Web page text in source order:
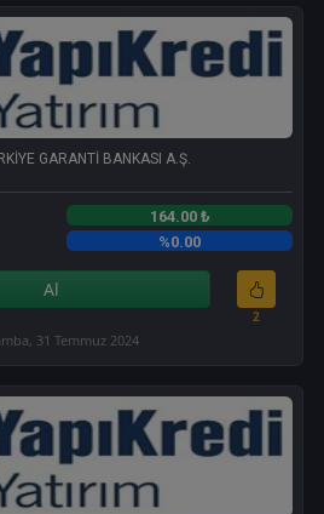
GARANTİ BANKASI A.Ş.
164.00 ₺
%0.00
Al
2
31 Temmuz 2024